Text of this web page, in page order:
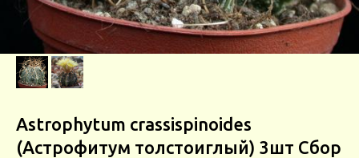
Astrophytum crassispinoides
(Астрофитум толстоиглый) 3шт Сбор